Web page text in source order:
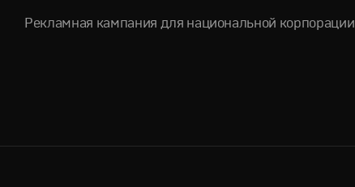
Рекламная кампания для национальной корпорации